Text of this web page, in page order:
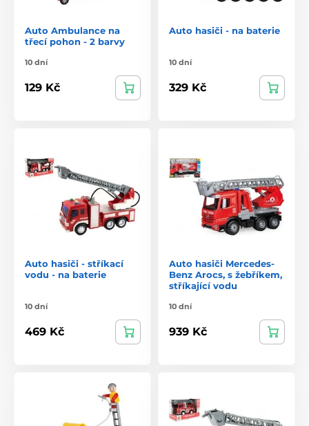
Auto Ambulance na
třecí pohon - 2 barvy
10 dní
129 Kč
Auto hasiči - na baterie
10 dní
329 Kč
Auto hasiči - stříkací
vodu - na baterie
10 dní
469 Kč
Auto hasiči Mercedes-
Benz Arocs, s žebříkem,
stříkající vodu
10 dní
939 Kč